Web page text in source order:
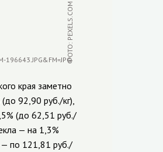
ФОТО: PEXELS.COM
края заметно
92,90 руб./кг),
(до 62,51 руб./
— на 1,3%
— по 121,81 руб./